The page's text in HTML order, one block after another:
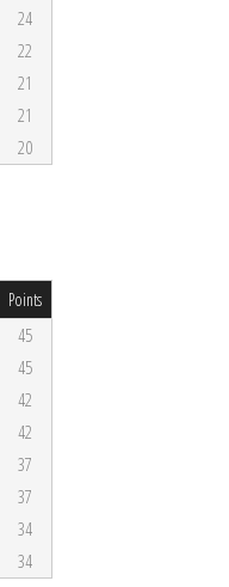
24
22
21
21
20
Points
45
45
42
42
37
37
34
34